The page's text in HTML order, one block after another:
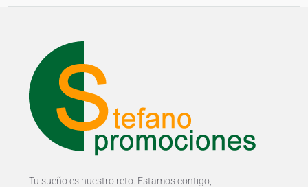
Tu sueño es nuestro reto. Estamos contigo,